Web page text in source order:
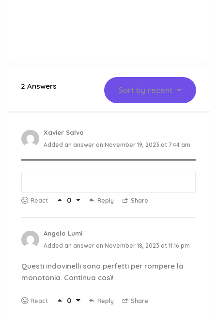
2 Answers Sort by recent
Xavier Salvo
Added an answer on November 19, 2023 at 7:44 am
React 0 Reply Share
Angelo Lumi
Added an answer on November 18, 2023 at 11:16 pm
Questi indovinelli sono perfetti per rompere la
monotonia. Continua così!
React 0 Reply Share